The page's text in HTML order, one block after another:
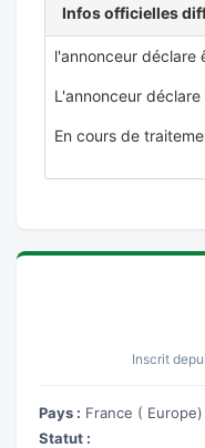
Infos officielles
l'annonceur déclare
L'annonceur
En cours de
Inscrit
Pays : France ( Europe)
Statut :